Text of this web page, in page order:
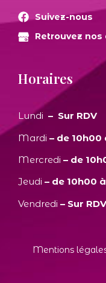
Suivez-nous
Retrouvez nos
Horaires
Lundi – Sur RDV
Mardi – de 10h00
Mercredi – de
Jeudi – de 10h00
Vendredi – Sur RDV
Mentions